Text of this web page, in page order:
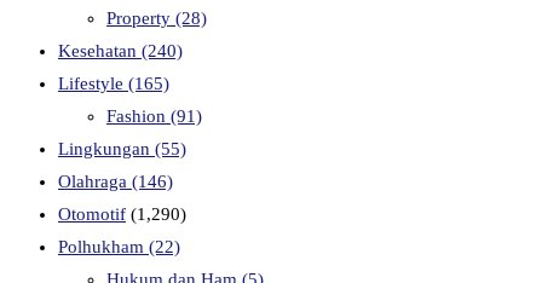
Property (28)
Kesehatan (240)
Lifestyle (165)
Fashion (91)
Lingkungan (55)
Olahraga (146)
Otomotif (1,290)
Polhukham (22)